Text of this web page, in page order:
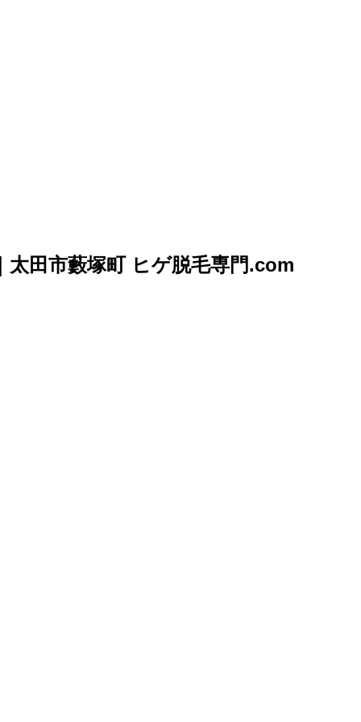
田市藪塚町 ヒゲ脱毛専門.com